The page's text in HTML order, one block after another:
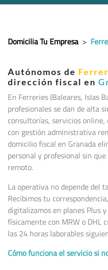
Domicilia Tu Empresa >
Autónomos de
dirección fiscal en
En Ferreries (Baleares, Islas
profesionales se dan de alta
consultorías, servicios
con gestión administrativa
domicilio fiscal en Granada
personal y profesional sin
remoto.
La operativa no depende del
Recibimos tu
digitalizamos en planes Plus
físicamente con MRW o DHL
las 24 horas laborables
Cómo funciona el servicio si